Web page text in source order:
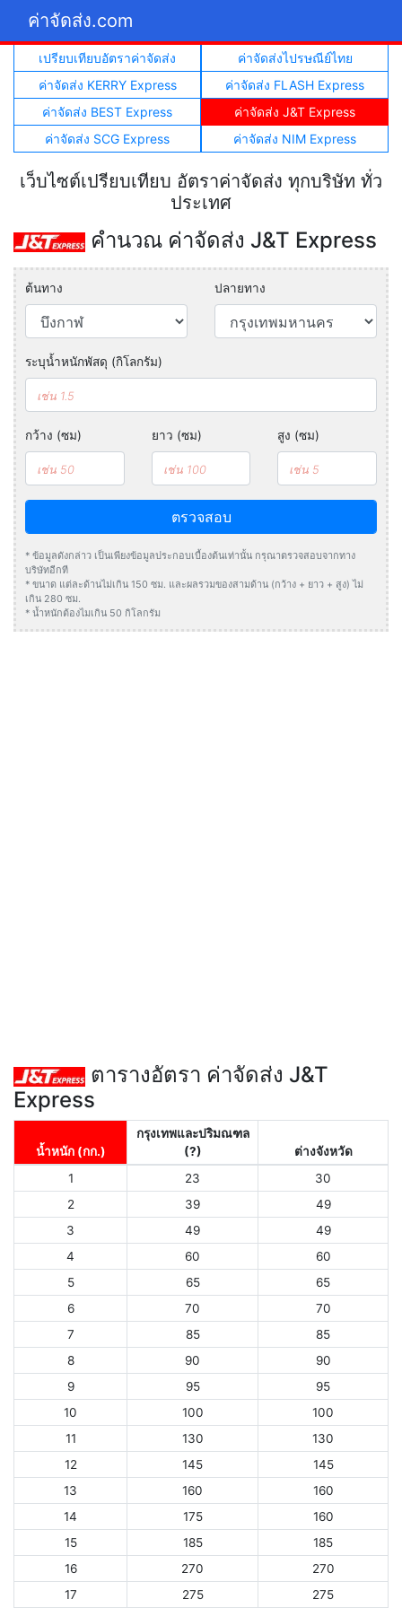
ค่าจัดส่ง.com
เปรียบเทียบอัตราค่าจัดส่ง
ค่าจัดส่งไปรษณีย์ไทย
ค่าจัดส่ง KERRY Express
ค่าจัดส่ง FLASH Express
ค่าจัดส่ง BEST Express
ค่าจัดส่ง J&T Express
ค่าจัดส่ง SCG Express
ค่าจัดส่ง NIM Express
เว็บไซต์เปรียบเทียบ อัตราค่าจัดส่ง ทุกบริษัท ทั่ว
ประเทศ
คำนวณ ค่าจัดส่ง J&T Express
ต้นทาง ปลายทาง
ระบุน้ำหนักพัสดุ (กิโลกรัม)
กว้าง (ซม) ยาว (ซม) สูง (ซม)
ตรวจสอบ
* ข้อมูลดังกล่าว เป็นเพียงข้อมูลประกอบเบื้องต้นเท่านั้น กรุณาตรวจสอบจากทาง
บริษัทอีกที
* ขนาด แต่ละด้านไม่เกิน 150 ซม. และผลรวมของสามด้าน (กว้าง + ยาว + สูง) ไม่
เกิน 280 ซม.
* น้ำหนักต้องไมเกิน 50 กิโลกรัม
ตารางอัตรา ค่าจัดส่ง J&T
Express
น้ำหนัก (กก.)
กรุงเทพและปริมณฑล
(?)
ต่างจังหวัด
1
23
30
2
39
49
3
49
49
4
60
60
5
65
65
6
70
70
7
85
85
8
90
90
9
95
95
10
100
100
11
130
130
12
145
145
13
160
160
14
175
160
15
185
185
16
270
270
17
275 275